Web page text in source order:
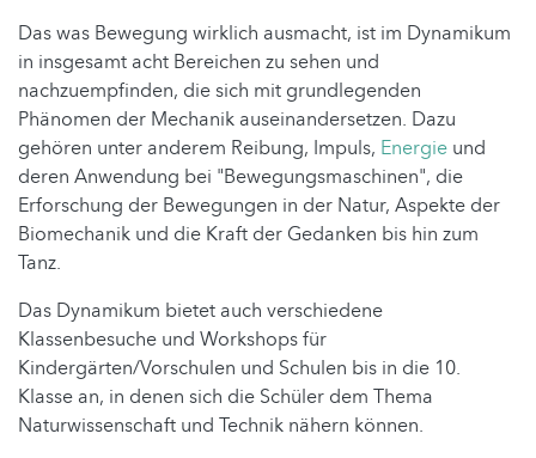
Das was Bewegung wirklich ausmacht, ist im Dynamikum
in insgesamt acht Bereichen zu sehen und
nachzuempfinden, die sich mit grundlegenden
Phänomen der Mechanik auseinandersetzen. Dazu
gehören unter anderem Reibung, Impuls, Energie und
deren Anwendung bei "Bewegungsmaschinen", die
Erforschung der Bewegungen in der Natur, Aspekte der
Biomechanik und die Kraft der Gedanken bis hin zum
Tanz.
Das Dynamikum bietet auch verschiedene
Klassenbesuche und Workshops für
Kindergärten/Vorschulen und Schulen bis in die 10.
Klasse an, in denen sich die Schüler dem Thema
Naturwissenschaft und Technik nähern können.